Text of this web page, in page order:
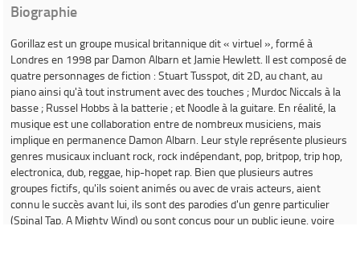
Biographie
Gorillazest un groupe musical britannique dit « virtuel », formé à
Londres en 1998 par Damon Albarn et Jamie Hewlett. Il est composé de
quatre personnages de fiction : Stuart Tusspot, dit 2D, au chant, au
piano ainsi qu'à tout instrument avec des touches ; Murdoc Niccals à la
basse ; Russel Hobbs à la batterie ; et Noodle à la guitare. En réalité, la
musique est une collaboration entre de nombreux musiciens, mais
implique en permanence Damon Albarn. Leur style représente plusieurs
genres musicaux incluant rock, rock indépendant, pop, britpop, trip hop,
electronica, dub, reggae, hip-hopet rap. Bien que plusieurs autres
groupes fictifs, qu'ils soient animés ou avec de vrais acteurs, aient
connu le succès avant lui, ils sont des parodies d'un genre particulier
(Spinal Tap, A Mighty Wind) ou sont conçus pour un public jeune, voire